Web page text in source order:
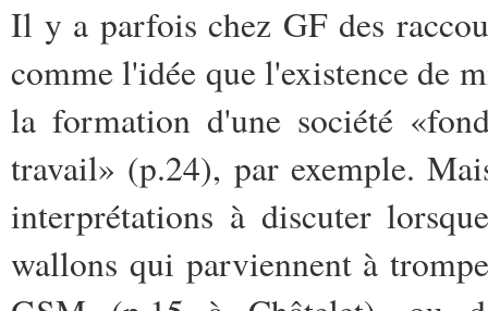
Il y a parfois chez GF des
comme l'idée que l'existence de
la formation d'une société
travail» (p.24), par exemple.
interprétations à discuter
wallons qui parviennent à